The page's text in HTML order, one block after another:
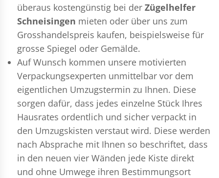
überaus kostengünstig bei der Zügelhelfer
Schneisingen mieten oder über uns zum
Grosshandelspreis kaufen, beispielsweise für
grosse Spiegel oder Gemälde.
Auf Wunsch kommen unsere motivierten
Verpackungsexperten unmittelbar vor dem
eigentlichen Umzugstermin zu Ihnen. Diese
sorgen dafür, dass jedes einzelne Stück Ihres
Hausrates ordentlich und sicher verpackt in
den Umzugskisten verstaut wird. Diese werden
nach Absprache mit Ihnen so beschriftet, dass
in den neuen vier Wänden jede Kiste direkt
und ohne Umwege ihren Bestimmungsort